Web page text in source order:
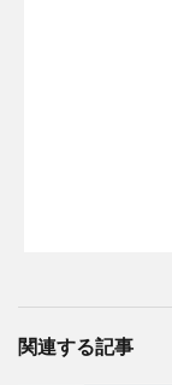
関連する記事